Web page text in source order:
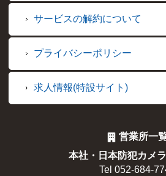
サービスの解約について
プライバシーポリシー
求人情報(特設サイト)
営業所一
本社・日本防犯カメ
Tel 052-684-